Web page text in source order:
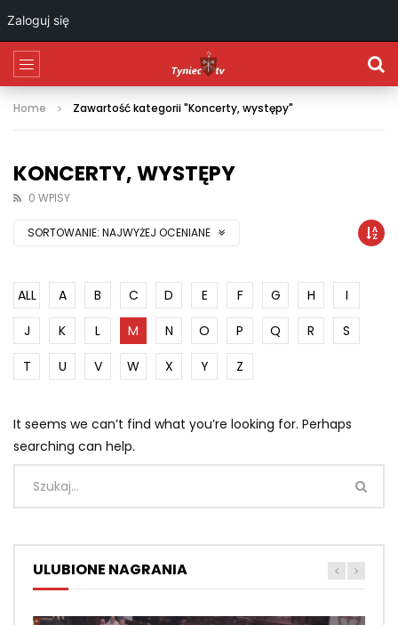
Zaloguj się
Home Zawartość kategorii "Koncerty, występy"
KONCERTY, WYSTĘPY
0 WPISY
SORTOWANIE: NAJWYŻEJ OCENIANE
ALL A B C D E F G H
I
J
K L M N O P Q R
S
T
U V W X Y Z
It seems we can’t find what you’re looking for. Perhaps
searching can help.
ULUBIONE NAGRANIA